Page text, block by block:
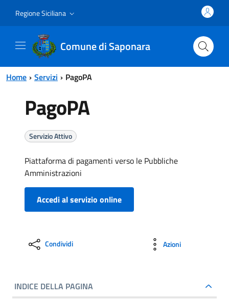
Regione Siciliana
Comune di Saponara
Home Servizi PagoPA
PagoPA
Servizio Attivo
Piattaforma di pagamenti verso le Pubbliche
Amministrazioni
Accedi al servizio online
Condividi Azioni
INDICE DELLA PAGINA